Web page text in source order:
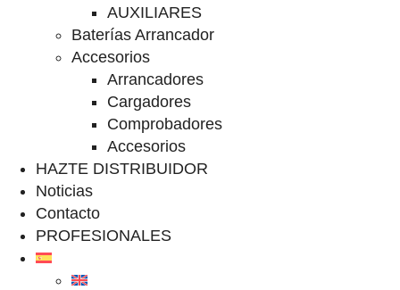
AUXILIARES
Baterías Arrancador
Accesorios
Arrancadores
Cargadores
Comprobadores
Accesorios
HAZTE DISTRIBUIDOR
Noticias
Contacto
PROFESIONALES